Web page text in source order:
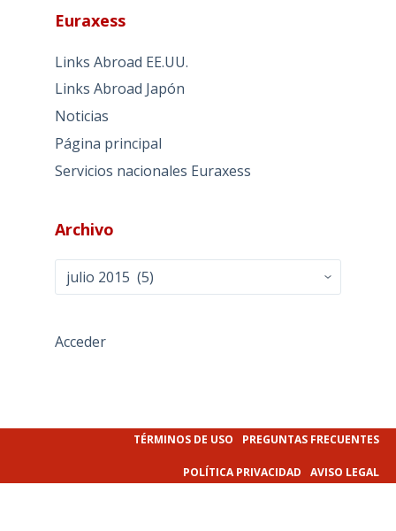
Euraxess
Links Abroad EE.UU.
Links Abroad Japón
Noticias
Página principal
Servicios nacionales Euraxess
Archivo
Archivo
Acceder
TÉRMINOS DE USO PREGUNTAS FRECUENTES
POLÍTICA PRIVACIDAD AVISO LEGAL